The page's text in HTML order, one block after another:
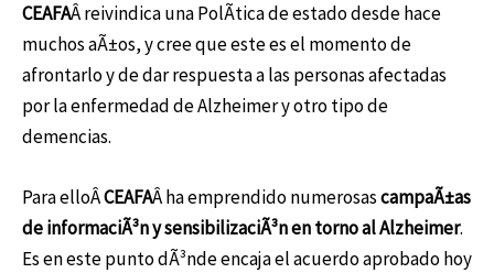
CEAFAÂ reivindica una PolÃ­tica de estado desde hace
muchos aÃ±os, y cree que este es el momento de
afrontarlo y de dar respuesta a las personas afectadas
por la enfermedad de Alzheimer y otro tipo de
demencias.
Para elloÂCEAFAÂ ha emprendido numerosascampaÃ±as
de informaciÃ³n y sensibilizaciÃ³n en torno al Alzheimer.
Es en este punto dÃ³nde encaja el acuerdo aprobado hoy